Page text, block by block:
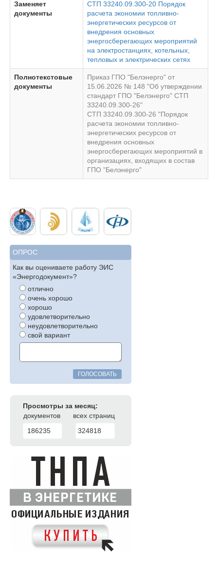
Заменяет
документы
СТП 33240.09.300-20 Порядок
расчета экономии топливно-
энергетических ресурсов от
внедрения основных
энергосберегающих мероприятий
на электростанциях, котельных,
тепловых и электрических сетях
Полнотекстовые
документы
Приказ ГПО "Белэнерго" от
15.06.2026 № 148 "Об утверждении
стандарт ГПО "Белэнерго" СТП
33240.09.300-26"
СТП 33240.09.300-26 "Порядок
расчета экономии топливно-
энергетических ресурсов от
внедрения основных
энергосберегающих мероприятий в
организациях, входящих в состав
ГПО "Белэнерго"
ОПРОС
Как вы оцениваете работу ЭИС
«Энергодокумент»?
отлично
очень хорошо
хорошо
удовлетворительно
неудовлетворительно
свой вариант
ГОЛОСОВАТЬ
Просмотры за месяц:
документов
всех страниц
186235
324818